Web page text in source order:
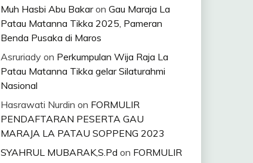
Muh Hasbi Abu Bakaron Gau Maraja La
Patau Matanna Tikka 2025, Pameran
Benda Pusaka di Maros
Asruriady on Perkumpulan Wija Raja La
Patau Matanna Tikka gelar Silaturahmi
Nasional
Hasrawati Nurdin on FORMULIR
PENDAFTARAN PESERTA GAU
MARAJA LA PATAU SOPPENG 2023
SYAHRUL MUBARAK,S.Pd on FORMULIR